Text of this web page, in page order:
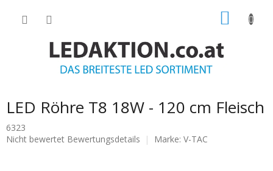
LED Röhre T8 18W - 120 cm Fleisch
6323
Die
Nicht bewertet Bewertungsdetails Marke: V-TAC